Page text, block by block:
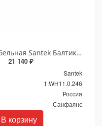
Раковина мебельная Santek Балтика 60 см белая 1.WH11.0.246
21 140 ₽
Santek
1.WH11.0.246
Россия
Санфаянс
В корзину